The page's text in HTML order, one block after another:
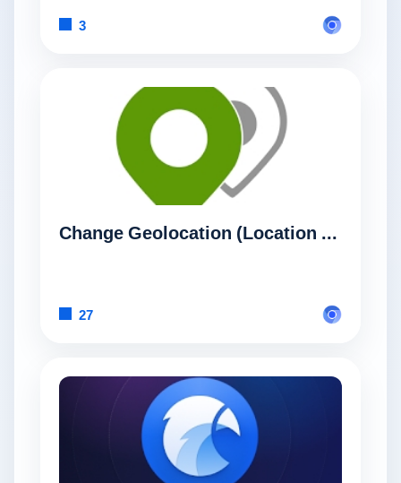
3
Change Geolocation (Location Guard)
27